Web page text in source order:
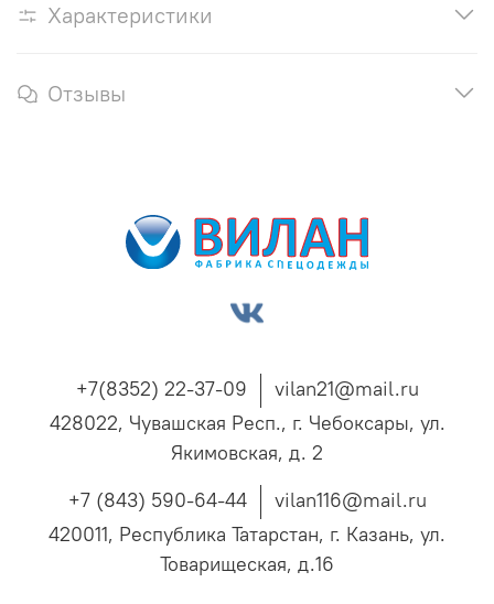
Характеристики
Отзывы
+7(8352) 22-37-09
vilan21@mail.ru
428022, Чувашская Респ., г. Чебоксары, ул.
Якимовская, д. 2
+7 (843) 590-64-44
vilan116@mail.ru
420011, Республика Татарстан, г. Казань, ул.
Товарищеская, д.16